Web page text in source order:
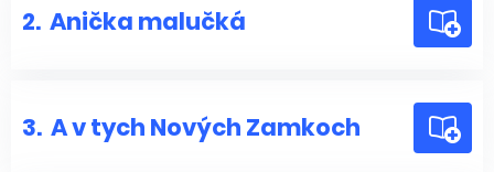
2. Anička malučká
3. A v tych Nových Zamkoch